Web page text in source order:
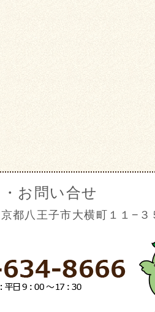
お問い合せ
都八王子市大横町１１−３